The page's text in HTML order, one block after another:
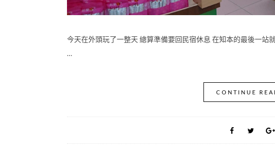
今天在外頭玩了一整天 總算準備要回民宿休息 在知本的最後一站
…
CONTINUE